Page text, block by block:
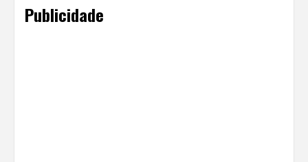
Publicidade